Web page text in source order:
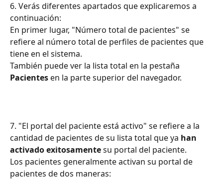
6. Verás diferentes apartados que explicaremos a
continuación:
En primer lugar, "Número total de pacientes" se
refiere al número total de perfiles de pacientes que
tiene en el sistema.
También puede ver la lista total en la pestaña
Pacientes en la parte superior del navegador.
7. "El portal del paciente está activo" se refiere a la
cantidad de pacientes de su lista total que ya han
activado exitosamente su portal del paciente.
Los pacientes generalmente activan su portal de
pacientes de dos maneras: